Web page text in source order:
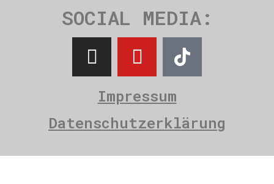
SOCIAL MEDIA:
Impressum
Datenschutzerklärung